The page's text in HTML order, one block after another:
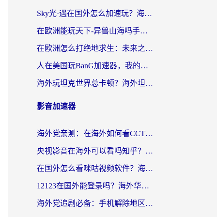
Sky光·遇在国外怎么加速玩？海外党亲测有效的国服游戏加速指南
在欧洲能玩天下-异兽山海吗手游？海外玩家的加速器生存指南
在欧洲怎么打绝地求生：未来之役不卡？留学生亲测的加速器避坑指南
人在美国玩BanG加速器，我的延迟终于绿了
海外玩坦克世界总卡顿？海外坦克世界加速器有哪些？实测好用的选择在这里
影音加速器
海外党亲测：在海外如何看CCTV？告别“仅限大陆播放”的实用指南
央视影音在海外可以看吗知乎？留学生亲测：3步解决地域限制+追剧自由
在国外怎么看咪咕视频软件？海外党亲测有效的回国加速方案
12123在国外能登录吗？海外华人必看的回国加速实用指南
海外党追剧必备：手机解除地区限制app怎么选？解决央视视频&国内剧地区限制全指南